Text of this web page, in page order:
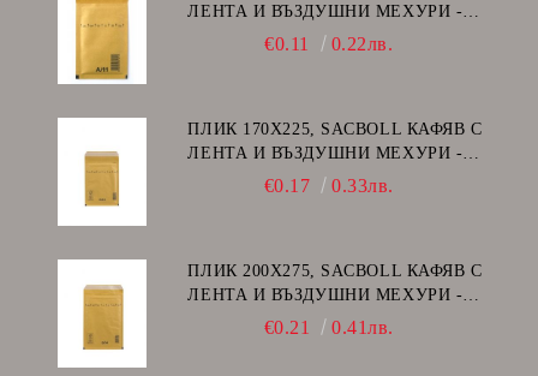
ЛЕНТА И ВЪЗДУШНИ МЕХУРИ -
€0.11 0.22лв.
ПЛИК 170Х225, SACBOLL КАФЯВ С
ЛЕНТА И ВЪЗДУШНИ МЕХУРИ -
€0.17 0.33лв.
ПЛИК 200Х275, SACBOLL КАФЯВ С
ЛЕНТА И ВЪЗДУШНИ МЕХУРИ -
€0.21 0.41лв.